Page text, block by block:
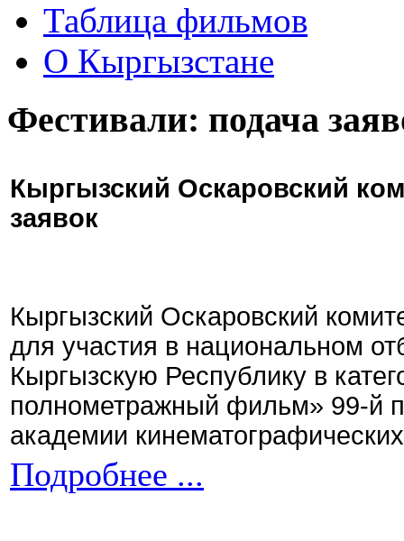
Таблица фильмов
О Кыргызстане
Фестивали: подача
Кыргызский Оскаровский
заявок
Кыргызский Оскаровский
для участия в национальном
Кыргызскую Республику в
полнометражный фильм» 99-й
академии
Подробнее ...